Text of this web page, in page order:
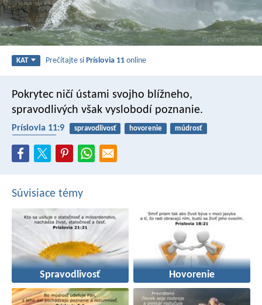
KAT Prečítajte siPríslovia 11 online
Pokrytec ničí ústami svojho blížneho,
spravodlivých však vyslobodí poznanie.
Príslovia 11:9 spravodlivosť hovorenie
múdrosť
Súvisiace témy
Spravodlivosť Hovorenie